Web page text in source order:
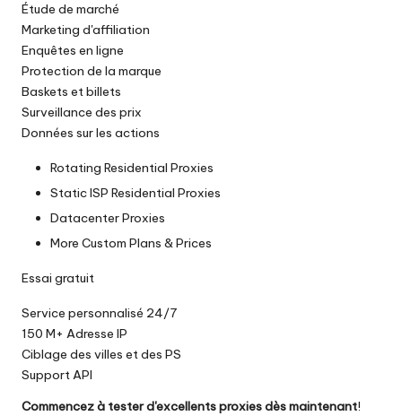
Étude de marché
Marketing d'affiliation
Enquêtes en ligne
Protection de la marque
Baskets et billets
Surveillance des prix
Données sur les actions
Rotating Residential Proxies
Static ISP Residential Proxies
Datacenter Proxies
More Custom Plans & Prices
Essai gratuit
Service personnalisé 24/7
150 M+ Adresse IP
Ciblage des villes et des PS
Support API
Commencez à tester d'excellents proxies dès maintenant!